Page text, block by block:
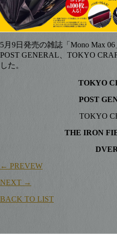
5月9日発売の雑誌「Mono Max
POST GENERAL、TOKYO
した。
TOKYO
POST
TOKYO
THE IRON
← PREVEW
NEXT →
BACK TO LIST